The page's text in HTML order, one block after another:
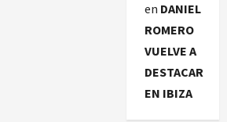
en DANIEL
ROMERO
VUELVE A
DESTACAR
EN IBIZA